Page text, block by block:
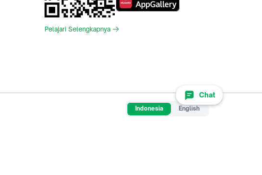
Chat
Pelajari Selengkapnya
Indonesia English